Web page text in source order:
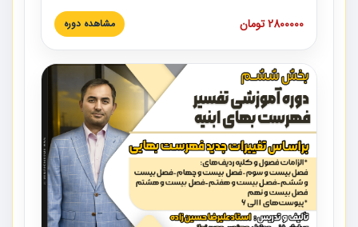
است که در دانشگاه صنعتی شریف ارائه شد. در این آموزش
نکات کلیدی مربوط به اسناد و مدارک پیمان، اولویت بندی اسناد
پیمان به همراه تجربیات عملی در این خصوص ارائه شده است.
2800000 تومان مشاهده دوره